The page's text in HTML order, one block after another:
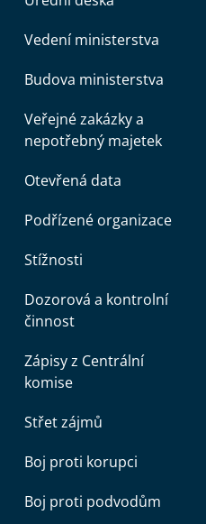
Vedení ministerstva
Budova ministerstva
Veřejné zakázky a
nepotřebný majetek
Otevřená data
Podřízené organizace
Stížnosti
Dozorová a kontrolní
činnost
Zápisy z Centrální
komise
Střet zájmů
Boj proti korupci
Boj proti podvodům